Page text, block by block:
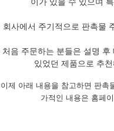
회사에서 주기적으로 판촉물
처음 주문하는 분들은 설명
있었던 제품으로 추
이제 아래 내용을 참고하면 판촉
가적인 내용은 홈페